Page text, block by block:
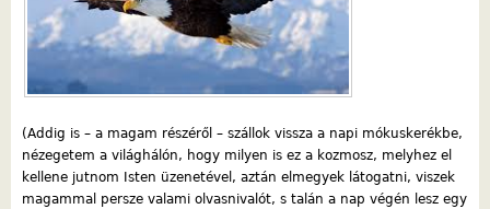
(Addig is – a magam részéről – szállok vissza a napi mókuskerékbe,
nézegetem a világhálón, hogy milyen is ez a kozmosz, melyhez el
kellene jutnom Isten üzenetével, aztán elmegyek látogatni, viszek
magammal persze valami olvasnivalót, s talán a nap végén lesz egy